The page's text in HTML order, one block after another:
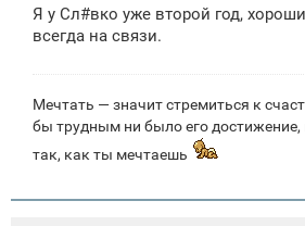
б
щ
Я у Сл#вко уже второй год,
всегда на связи.
Мечтать — значит стремиться к
бы трудным ни было его достижение,
так, как ты мечтаешь